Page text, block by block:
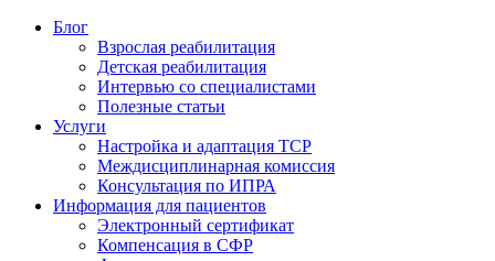
Блог
Взрослая реабилитация
Детская реабилитация
Интервью со специалистами
Полезные статьи
Услуги
Настройка и адаптация ТСР
Междисциплинарная комиссия
Консультация по ИПРА
Информация для пациентов
Электронный сертификат
Компенсация в СФР